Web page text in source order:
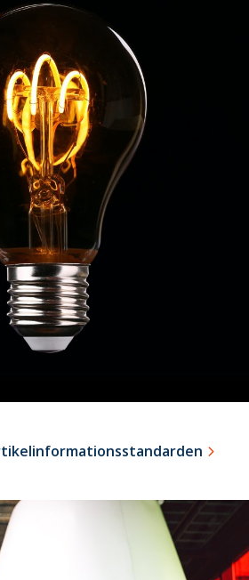
11
maj